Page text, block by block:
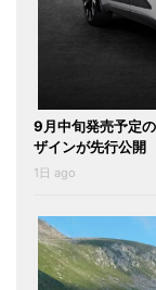
9月中旬発売予定
ザインが先行公開
1日 ago